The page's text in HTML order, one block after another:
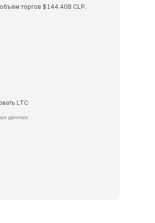
торгов $144.40B CLP.
LTC
данных.